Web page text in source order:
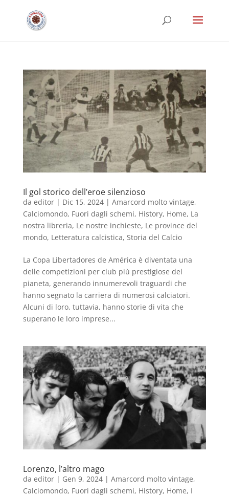
Il gol storico dell’eroe silenzioso
da editor| Dic 15, 2024| Amarcord molto vintage,
Calciomondo, Fuori dagli schemi, History, Home, La
nostra libreria, Le nostre inchieste, Le province del
mondo, Letteratura calcistica, Storia del Calcio
La Copa Libertadores de América è diventata una
delle competizioni per club più prestigiose del
pianeta, generando innumerevoli traguardi che
hanno segnato la carriera di numerosi calciatori.
Alcuni di loro, tuttavia, hanno storie di vita che
superano le loro imprese...
Lorenzo, l’altro mago
da editor| Gen 9, 2024| Amarcord molto vintage,
Calciomondo, Fuori dagli schemi, History, Home, I